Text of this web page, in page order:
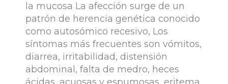
la mucosa La afección surge de un
patrón de herencia genética conocido
como autosómico recesivo, Los
síntomas más frecuentes son vómitos,
diarrea, irritabilidad, distensión
abdominal, falta de medro, heces